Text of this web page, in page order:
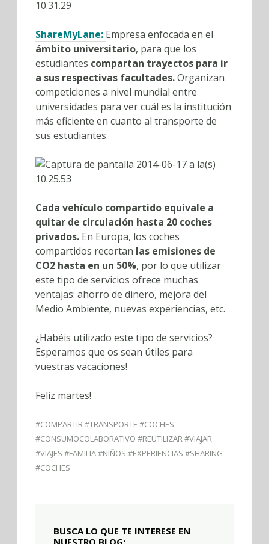
ShareMyLane: Empresa enfocada en el
ámbito universitario, para que los
estudiantes compartan trayectos para ir
a sus respectivas facultades.Organizan
competiciones a nivel mundial entre
universidades para ver cuál es la institución
más eficiente en cuanto al transporte de
sus estudiantes.
Cada vehículo compartido equivale a
quitar de circulación hasta 20 coches
privados. En Europa, los coches
compartidos recortan las emisiones de
CO2 hasta en un 50%, por lo que utilizar
este tipo de servicios ofrece muchas
ventajas: ahorro de dinero, mejora del
Medio Ambiente, nuevas experiencias, etc.
¿Habéis utilizado este tipo de servicios?
Esperamos que os sean útiles para
vuestras vacaciones!
Feliz martes!
#COMPARTIR #TRANSPORTE #COCHES
#CONSUMOCOLABORATIVO #REUTILIZAR #VIAJAR
#VIAJES #FAMILIA #NIÑOS #EXPERIENCIAS #SHARING
#COCHES
BUSCA LO QUE TE INTERESE EN
NUESTRO BLOG: